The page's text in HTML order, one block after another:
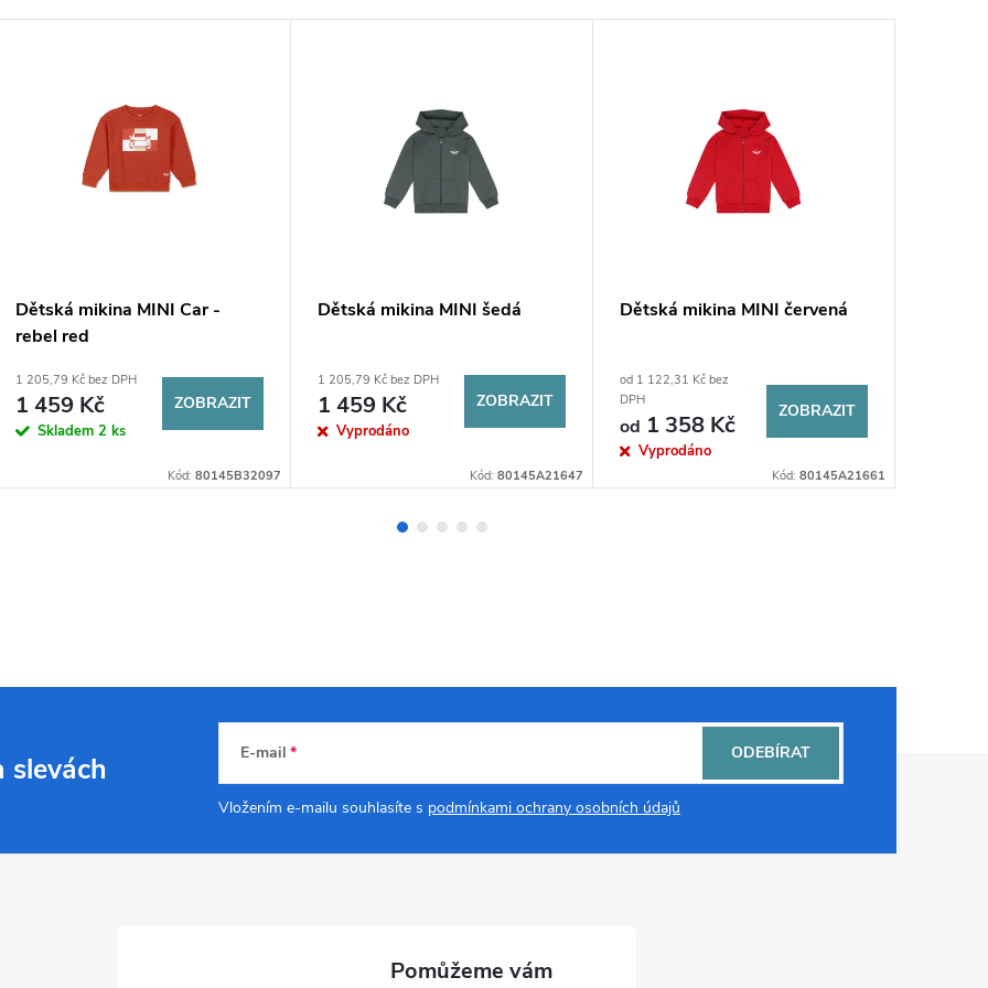
Dětská mikina MINI Car -
rebel red
1 205,79 Kč bez DPH
1 459 Kč
Skladem 2 ks
ZOBRAZIT
Kód: 80145B32097
Dětská mikina MINI šedá
1 205,79 Kč bez DPH
1 459 Kč
Vyprodáno
ZOBRAZIT
Kód: 80145A21647
Dětská mikina MINI červená
od 1 122,31 Kč bez
DPH
od 1 358 Kč
Vyprodáno
ZOBRAZIT
Kód: 80145A21661
slevách E-mail
Vložením e-mailu souhlasíte s podmínkami ochrany osobních údajů
ODEBÍRAT